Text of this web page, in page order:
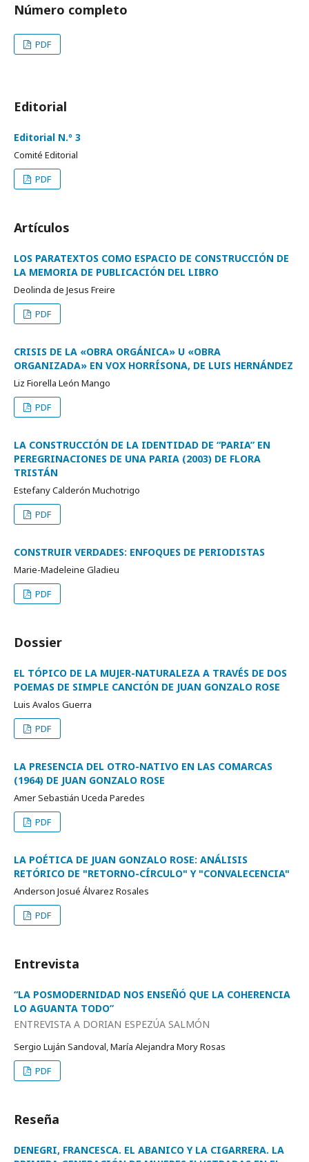
Número completo
PDF
Editorial
Editorial N.º 3
Comité Editorial
PDF
Artículos
LOS PARATEXTOS COMO ESPACIO DE CONSTRUCCIÓN DE
LA MEMORIA DE PUBLICACIÓN DEL LIBRO
Deolinda de Jesus Freire
PDF
CRISIS DE LA «OBRA ORGÁNICA» U «OBRA
ORGANIZADA» EN VOX HORRÍSONA, DE LUIS HERNÁNDEZ
Liz Fiorella León Mango
PDF
LA CONSTRUCCIÓN DE LA IDENTIDAD DE “PARIA” EN
PEREGRINACIONES DE UNA PARIA (2003) DE FLORA
TRISTÁN
Estefany Calderón Muchotrigo
PDF
CONSTRUIR VERDADES: ENFOQUES DE PERIODISTAS
Marie-Madeleine Gladieu
PDF
Dossier
EL TÓPICO DE LA MUJER-NATURALEZA A TRAVÉS DE DOS
POEMAS DE SIMPLE CANCIÓN DE JUAN GONZALO ROSE
Luis Avalos Guerra
PDF
LA PRESENCIA DEL OTRO-NATIVO EN LAS COMARCAS
(1964) DE JUAN GONZALO ROSE
Amer Sebastián Uceda Paredes
PDF
LA POÉTICA DE JUAN GONZALO ROSE: ANÁLISIS
RETÓRICO DE "RETORNO-CÍRCULO" Y "CONVALECENCIA"
Anderson Josué Álvarez Rosales
PDF
Entrevista
“LA POSMODERNIDAD NOS ENSEÑÓ QUE LA COHERENCIA
LO AGUANTA TODO”
ENTREVISTA A DORIAN ESPEZÚA SALMÓN
Sergio Luján Sandoval, María Alejandra Mory Rosas
PDF
Reseña
DENEGRI, FRANCESCA. EL ABANICO Y LA CIGARRERA. LA